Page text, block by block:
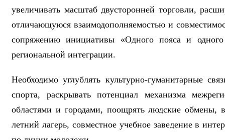
увеличивать масштаб двусторонней торговли,
отличающуюся взаимодополняемостью и
сопряжению инициативы «Одного пояса и
региональной интеграции.
Необходимо углублять культурно-гуманитарные
спорта, раскрывать потенциал механизма
областями и городами, поощрять людские обмены,
летний лагерь, совместное учебное заведение в